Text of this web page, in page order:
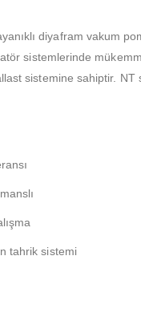
diyafram vakum
sistemlerinde
sistemine sahiptir.
tahrik sistemi